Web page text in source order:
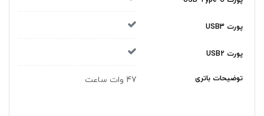
پورت USB3
پورت USB2
توضیحات باتری 47 وات ساعت